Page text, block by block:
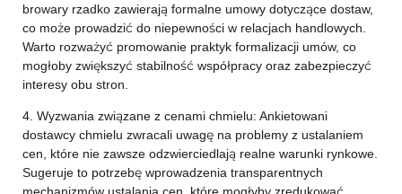
browary rzadko zawierają formalne umowy dotyczące dostaw,
co może prowadzić do niepewności w relacjach handlowych.
Warto rozważyć promowanie praktyk formalizacji umów, co
mogłoby zwiększyć stabilność współpracy oraz zabezpieczyć
interesy obu stron.
4. Wyzwania związane z cenami chmielu: Ankietowani
dostawcy chmielu zwracali uwagę na problemy z ustalaniem
cen, które nie zawsze odzwierciedlają realne warunki rynkowe.
Sugeruje to potrzebę wprowadzenia transparentnych